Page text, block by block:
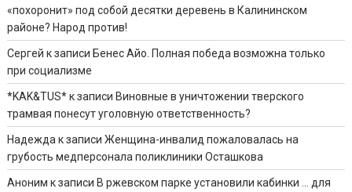
«похоронит» под собой десятки деревень в Калининском
районе? Народ против!
Сергей к записи Бенес Айо. Полная победа возможна только
при социализме
*KAK&TUS*к записи Виновные в уничтожении тверского
трамвая понесут уголовную ответственность?
Надежда к записиЖенщина-инвалид пожаловалась на
грубость медперсонала поликлиники Осташкова
Аноним к записи В ржевском парке установили кабинки … для